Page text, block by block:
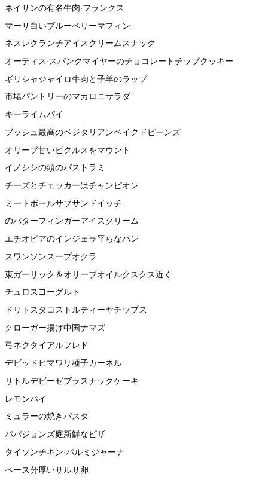
ネイサンの有名牛肉·フランクス
マーサ白いブルーベリーマフィン
ネスレクランチアイスクリームスナック
オーティス·スパンクマイヤーのチョコレートチップクッキー
ギリシャジャイロ牛肉と子羊のラップ
市場パントリーのマカロニサラダ
キーライムパイ
ブッシュ最高のベジタリアンベイクドビーンズ
オリーブ甘いピクルスをマウント
イノシシの頭のパストラミ
チーズとチェッカーはチャンピオン
ミートボールサブサンドイッチ
のバターフィンガーアイスクリーム
エチオピアのインジェラ平らなパン
スワンソンスープオクラ
東ガーリック＆オリーブオイルクスクス近く
チュロスヨーグルト
ドリトスタコストルティーヤチップス
クローガー揚げ中国ナマズ
弓ネクタイアルフレド
デビッドヒマワリ種子カーネル
リトルデビーゼブラスナックケーキ
レモンパイ
ミュラーの焼きパスタ
パパジョンズ庭新鮮なピザ
タイソンチキン·パルミジャーナ
ペース分厚いサルサ卵